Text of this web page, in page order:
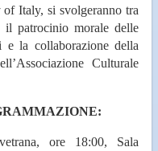
of Italy, si svolgeranno tra
il patrocinio morale delle
e la collaborazione della
Culturale
ore 18:00, Sala